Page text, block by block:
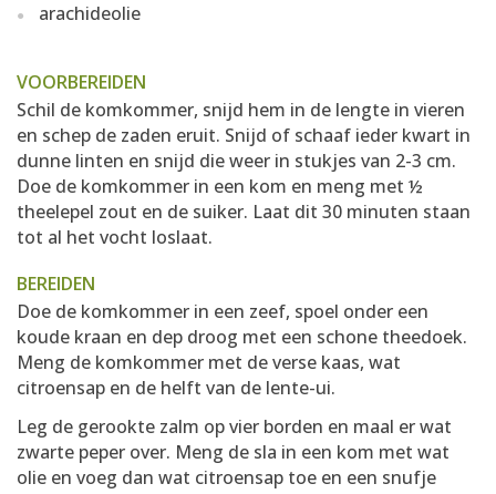
arachideolie
VOORBEREIDEN
Schil de komkommer, snijd hem in de lengte in vieren
en schep de zaden eruit. Snijd of schaaf ieder kwart in
dunne linten en snijd die weer in stukjes van 2-3 cm.
Doe de komkommer in een kom en meng met ½
theelepel zout en de suiker. Laat dit 30 minuten staan
tot al het vocht loslaat.
BEREIDEN
Doe de komkommer in een zeef, spoel onder een
koude kraan en dep droog met een schone theedoek.
Meng de komkommer met de verse kaas, wat
citroensap en de helft van de lente-ui.
Leg de gerookte zalm op vier borden en maal er wat
zwarte peper over. Meng de sla in een kom met wat
olie en voeg dan wat citroensap toe en een snufje